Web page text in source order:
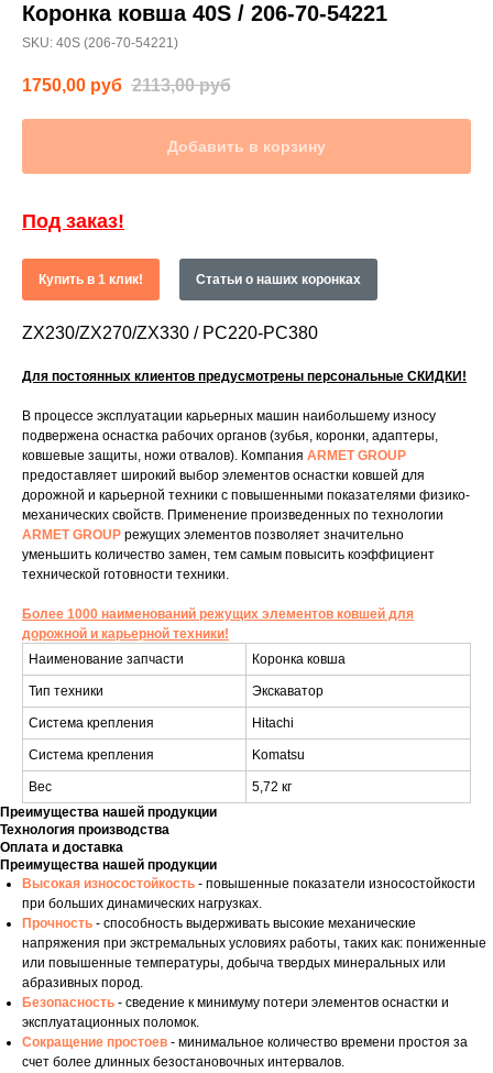
Коронка ковша 40S / 206-70-54221
SKU: 40S (206-70-54221)
1750,00 руб 2113,00 руб
Добавить в корзину
Под заказ!
Купить в 1 клик! Статьи о наших коронках
ZX230/ZX270/ZX330 / PC220-PC380
Для постоянных клиентов предусмотрены персональные СКИДКИ!
В процессе эксплуатации карьерных машин наибольшему износу
подвержена оснастка рабочих органов (зубья, коронки, адаптеры,
ковшевые защиты, ножи отвалов). Компания ARMET GROUP
предоставляет широкий выбор элементов оснастки ковшей для
дорожной и карьерной техники с повышенными показателями физико-
механических свойств. Применение произведенных по технологии
ARMET GROUP режущих элементов позволяет значительно
уменьшить количество замен, тем самым повысить коэффициент
технической готовности техники.
Более 1000 наименований режущих элементов ковшей для
дорожной и карьерной техники!
Наименование запчасти
Коронка ковша
Тип техники Экскаватор
Система крепления Hitachi
Система крепления Komatsu
Вес
5,72 кг
Преимущества нашей продукции
Технология производства
Оплата и доставка
Преимущества нашей продукции
Высокая износостойкость - повышенные показатели износостойкости
при больших динамических нагрузках.
Прочность - способность выдерживать высокие механические
напряжения при экстремальных условиях работы, таких как: пониженные
или повышенные температуры, добыча твердых минеральных или
абразивных пород.
Безопасность - сведение к минимуму потери элементов оснастки и
эксплуатационных поломок.
Сокращение простоев - минимальное количество времени простоя за
счет более длинных безостановочных интервалов.